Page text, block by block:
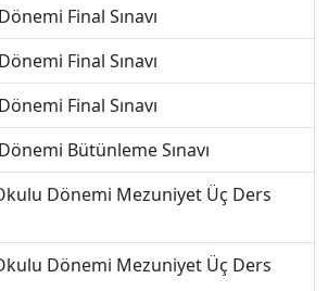
Final Sınavı
Final Sınavı
Final Sınavı
Bütünleme Sınavı
Dönemi Mezuniyet Üç Ders
Dönemi Mezuniyet Üç Ders